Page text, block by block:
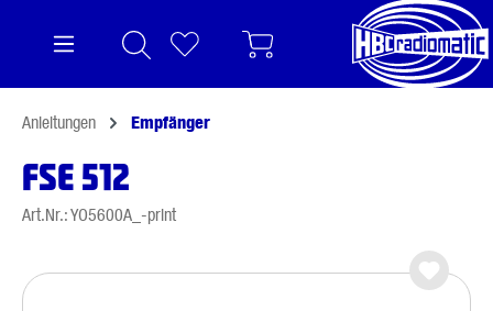
Anleitungen Empfänger
FSE 512
Art.Nr.: YO5600A_-print
Bildergalerie überspringen